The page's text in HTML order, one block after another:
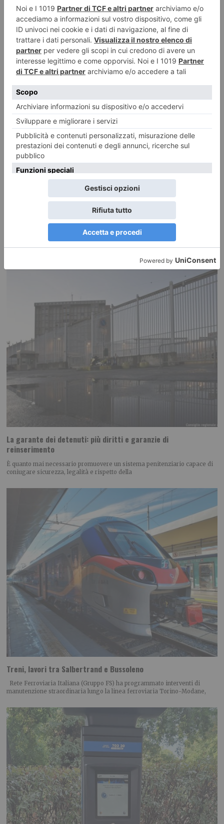
RECENTI:
Bussoleno e Bardonecchia, modifiche alla circolazione
Modifiche alla circolazione ferroviaria per consentire interventi di
manutenzione straordinaria tra le stazioni di Bussoleno e Bardonecchia.
La garante dei detenuti: più diritti e garanzie di
reinserimento
È quanto mai necessario promuovere un sistema penitenziario capace di
coniugare sicurezza, legalità e rispetto della
Treni, lavori tra Salbertrand e Bussoleno
Rete Ferroviaria Italiana (Gruppo FS) ha programmato interventi di
manutenzione straordinaria lungo la linea ferroviaria Torino-Modane,